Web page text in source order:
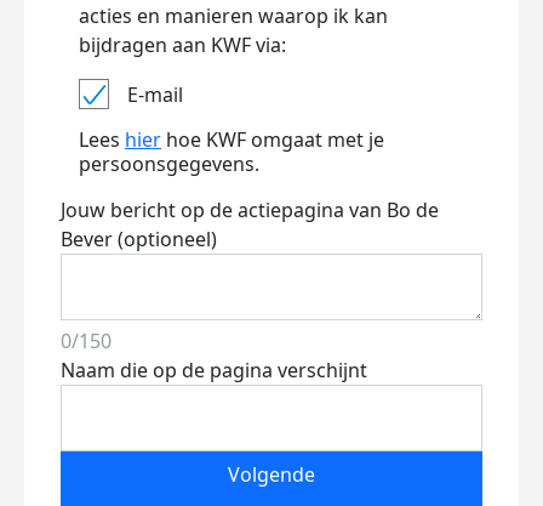
acties en manieren waarop ik kan
bijdragen aan KWF via:
E-mail
Lees hier hoe KWF omgaat met je
persoonsgegevens.
Jouw bericht op de actiepagina van Bo de
Bever (optioneel)
0/150
Naam die op de pagina verschijnt
Volgende